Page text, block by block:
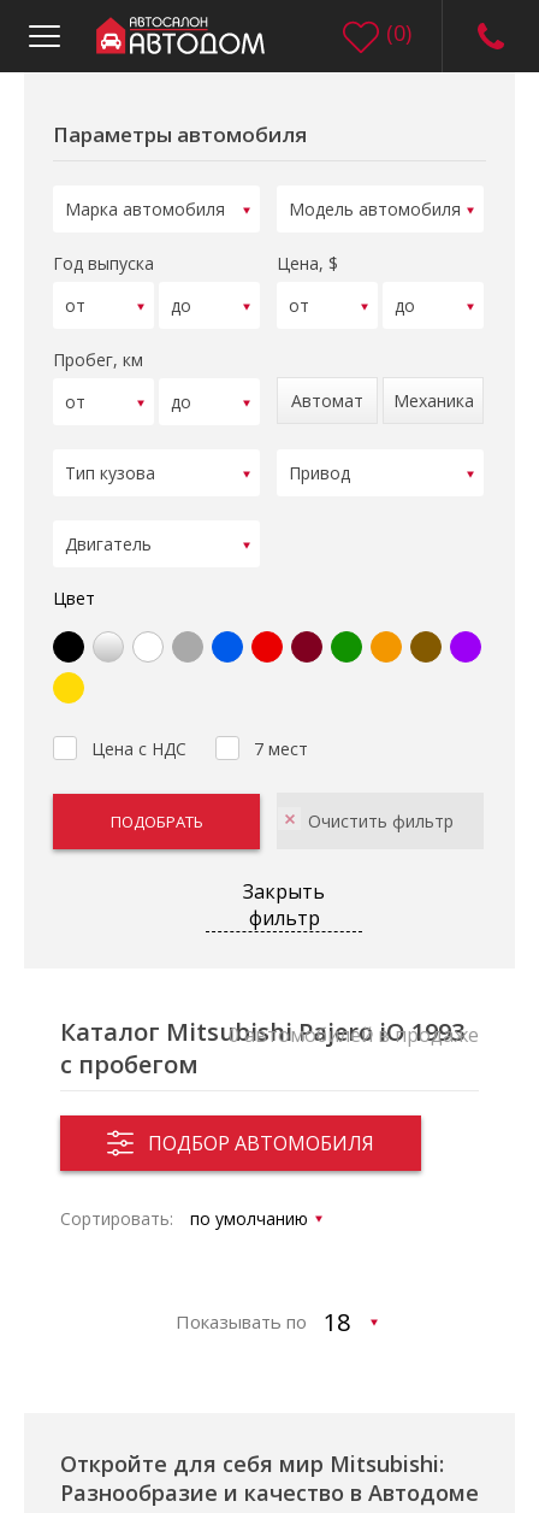
(0)
Параметры автомобиля
Год выпуска Цена, $
Пробег, км
Автомат
Механика
Цвет
Цена с НДС 7 мест
Закрыть
фильтр
Каталог Mitsubishi Pajero iO 1993
с пробегом
ПОДБОР АВТОМОБИЛЯ
0 автомобилей в продаже
Сортировать:
Показывать по
Откройте для себя мир Mitsubishi:
Разнообразие и качество в Автодоме